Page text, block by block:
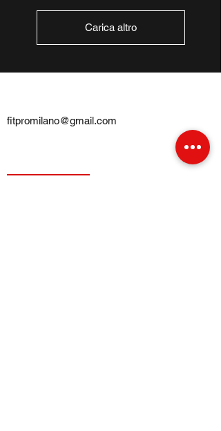
Carica altro
fitpromilano@gmail.com